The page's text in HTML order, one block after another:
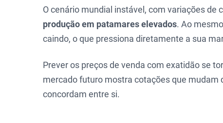
O cenário mundial instável, com variações
produção em patamares elevados. Ao
caindo, o que pressiona diretamente a sua
Prever os preços de venda com exatidão se
mercado futuro mostra cotações que
concordam entre si.